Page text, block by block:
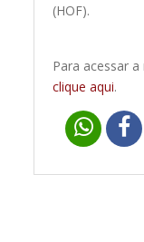
(HOF).
Para acessar
clique aqui.